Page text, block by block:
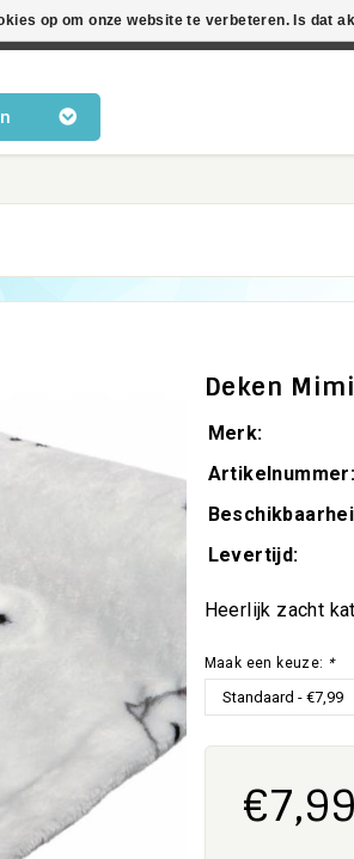
Deken Mimi
Merk:
Artikelnummer:
Levertijd:
Heerlijk zacht
Maak een keuze: *
€7,99
op om onze website te verbeteren. Is dat
voor katten • Kennis van